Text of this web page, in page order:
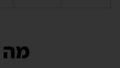
מה